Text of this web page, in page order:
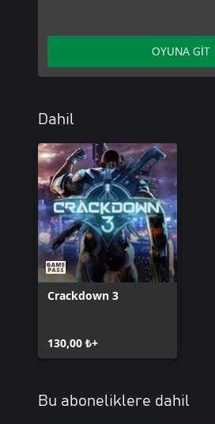
OYUNA GİT
Dahil
Crackdown 3
130,00 ₺+
Bu aboneliklere dahil